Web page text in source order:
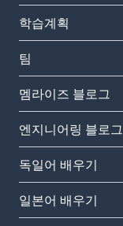
학습계획
팀
멤라이즈 블로그
엔지니어링 블로그
독일어 배우기
일본어 배우기